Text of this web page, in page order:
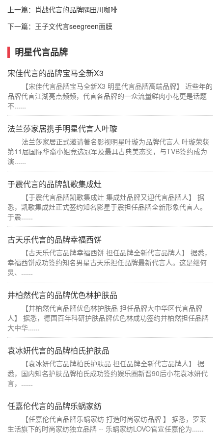
上一篇： 肖战代言的品牌隅田川咖啡
下一篇： 王子文代言seegreen面膜
明星代言品牌
宋佳代言的品牌宝马全新X3
【宋佳代言品牌宝马全新X3 明星代言品牌高端品牌】 近些年的
品牌代言江湖亮点频频，代言各品牌的一众流量鲜肉小花更是话题
不......
法兰莎家居携手明星代言人叶璇
法兰莎家居正式邀请著名影视明星叶璇为品牌代言人 叶璇荣获
第11届国际华裔小姐竞选冠军及最具古典美态奖，与TVB签约成为
演......
于震代言的品牌凯歌集成灶
【于震代言品牌凯歌集成灶 集成灶品牌又迎代言品牌人】 据
悉，凯歌集成灶正式签约知名影星于震担任品牌全新形象代言人。
于震......
古天乐代言的品牌幸福西饼
【古天乐代言品牌幸福西饼 担任品牌全新代言品牌人】 据悉，
幸福西饼成功签约知名男星古天乐担任品牌最新代言人。这是继何
炅、......
井柏然代言的品牌优色林护肤品
【井柏然代言品牌优色林护肤品 担任品牌大中华区代言品牌
人】 据悉，德国百年科研护肤品牌优色林成功签约井柏然担任品牌
大中华......
袁冰妍代言的品牌柏氏护肤品
【袁冰妍代言品牌柏氏护肤品 担任品牌全新代言品牌人】 据
悉，国内知名护肤品牌柏氏成功签约娱乐圈新晋90后小花袁冰妍代
言，......
任嘉伦代言的品牌乐蜗家纺
【任嘉伦代言品牌乐蜗家纺 打造时尚家纺品牌 】 据悉，罗莱
生活旗下的时尚家纺独立品牌 -- 乐蜗家纺LOVO官宣任嘉伦为......